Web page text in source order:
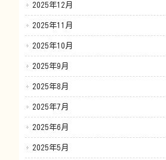
2025年12月
2025年11月
2025年10月
2025年9月
2025年8月
2025年7月
2025年6月
2025年5月